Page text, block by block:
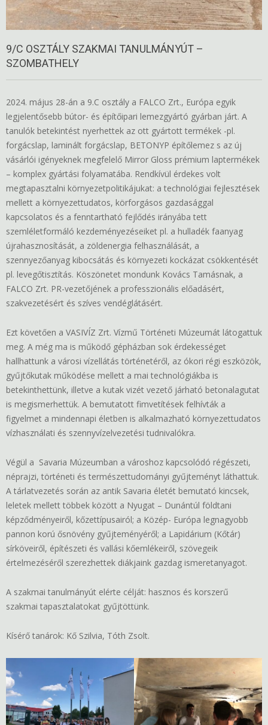
9/C OSZTÁLY SZAKMAI TANULMÁNYÚT –
SZOMBATHELY
2024. május 28-án a 9.C osztály a FALCO Zrt., Európa egyik
legjelentősebb bútor- és építőipari lemezgyártó gyárban járt. A
tanulók betekintést nyerhettek az ott gyártott termékek -pl.
forgácslap, laminált forgácslap, BETONYP építőlemez s az új
vásárlói igényeknek megfelelő Mirror Gloss prémium laptermékek
– komplex gyártási folyamatába. Rendkívül érdekes volt
megtapasztalni környezetpolitikájukat: a technológiai fejlesztések
mellett a környezettudatos, körforgásos gazdasággal
kapcsolatos és a fenntartható fejlődés irányába tett
szemléletformáló kezdeményezéseiket pl. a hulladék faanyag
újrahasznosítását, a zöldenergia felhasználását, a
szennyezőanyag kibocsátás és környezeti kockázat csökkentését
pl. levegőtisztítás. Köszönetet mondunk Kovács Tamásnak, a
FALCO Zrt. PR-vezetőjének a professzionális előadásért,
szakvezetésért és szíves vendéglátásért.
Ezt követően a VASIVÍZ Zrt. Vízmű Történeti Múzeumát látogattuk
meg. A még ma is működő gépházban sok érdekességet
hallhattunk a városi vízellátás történetéről, az ókori régi eszközök,
gyűjtőkutak működése mellett a mai technológiákba is
betekinthettünk, illetve a kutak vizét vezető járható betonalagutat
is megismerhettük. A bemutatott fimvetítések felhívták a
figyelmet a mindennapi életben is alkalmazható környezettudatos
vízhasználati és szennyvízelvezetési tudnivalókra.
Végül a Savaria Múzeumban a városhoz kapcsolódó régészeti,
néprajzi, történeti és természettudományi gyűjteményt láthattuk.
A tárlatvezetés során az antik Savaria életét bemutató kincsek,
leletek mellett többek között a Nyugat – Dunántúl földtani
képződményeiről, kőzettípusairól; a Közép- Európa legnagyobb
pannon korú ősnövény gyűjteményéről; a Lapidárium (Kőtár)
sírköveiről, építészeti és vallási kőemlékeiről, szövegeik
értelmezéséről szerezhettek diákjaink gazdag ismeretanyagot.
A szakmai tanulmányút elérte célját: hasznos és korszerű
szakmai tapasztalatokat gyűjtöttünk.
Kísérő tanárok: Kő Szilvia, Tóth Zsolt.